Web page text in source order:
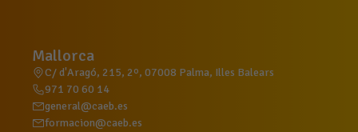
Mallorca
C/ d'Aragó, 215, 2º, 07008 Palma, Illes Balears
971 70 60 14
general@caeb.es
formacion@caeb.es